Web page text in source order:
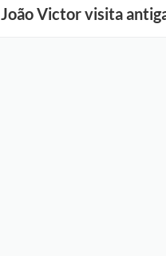
João Victor visita